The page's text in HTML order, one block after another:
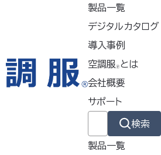
製品一覧
デジタルカタログ
導入事例
空調服🄬 とは
会社概要
サポート
検索
製品一覧
秒！ ウルトラハイパワーのコン
瞬間冷却！ 大風量バッテリーとファン
お知らせ